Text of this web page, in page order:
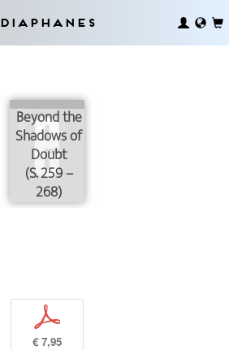
Diaphanes
Beyond the
Shadows of
Doubt
(S. 259 –
268)
p
€ 7,95